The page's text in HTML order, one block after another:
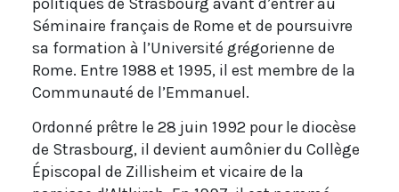
Séminaire français de Rome et de poursuivre
sa formation à l’Université grégorienne de
Rome. Entre 1988 et 1995, il est membre de la
Communauté de l’Emmanuel.
Ordonné prêtre le 28 juin 1992 pour le diocèse
de Strasbourg, il devient aumônier du Collège
Épiscopal de Zillisheim et vicaire de la